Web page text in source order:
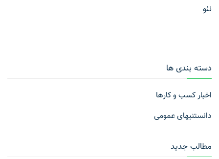
نئو
دسته بندی ها
اخبار کسب و کارها
دانستنیهای عمومی
مطالب جدید